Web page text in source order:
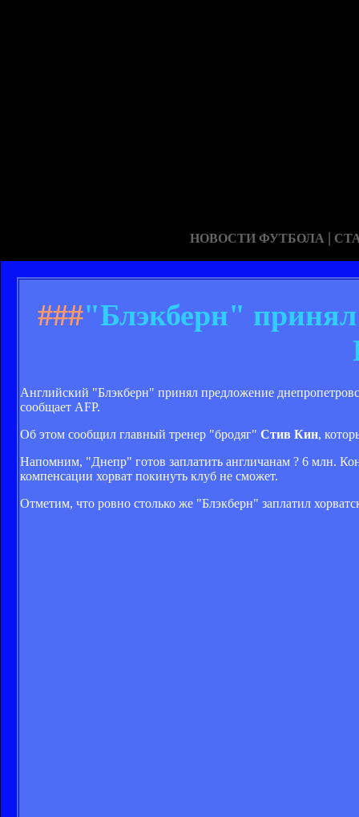
НОВОСТИ ФУТБОЛА |
###"Блэкберн"
Английский "Блэкберн" принял предложение
сообщает AFP.
Об этом сообщил главный тренер "бродяг" Стив Кин,
Напомним, "Днепр" готов заплатить англичанам ? 6 млн.
компенсации хорват покинуть клуб не сможет.
Отметим, что ровно столько же "Блэкберн" заплатил